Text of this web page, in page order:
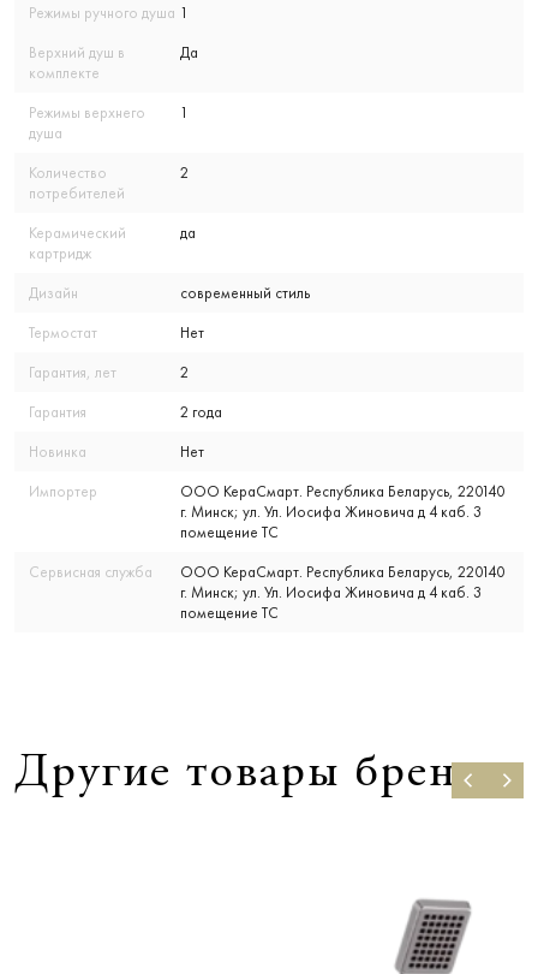
Режимы ручного душа 1
Верхний душ в
комплекте
Да
Режимы верхнего
душа
1
Количество
потребителей
2
Керамический
картридж
да
Дизайн современный стиль
Термостат Нет
Гарантия, лет 2
Гарантия 2 года
Новинка Нет
Импортер
ООО КераСмарт. Республика Беларусь, 220140
г. Минск; ул. Ул. Иосифа Жиновича д 4 каб. 3
помещение ТС
Сервисная служба
ООО КераСмарт. Республика Беларусь, 220140
г. Минск; ул. Ул. Иосифа Жиновича д 4 каб. 3
помещение ТС
Другие товары бренда